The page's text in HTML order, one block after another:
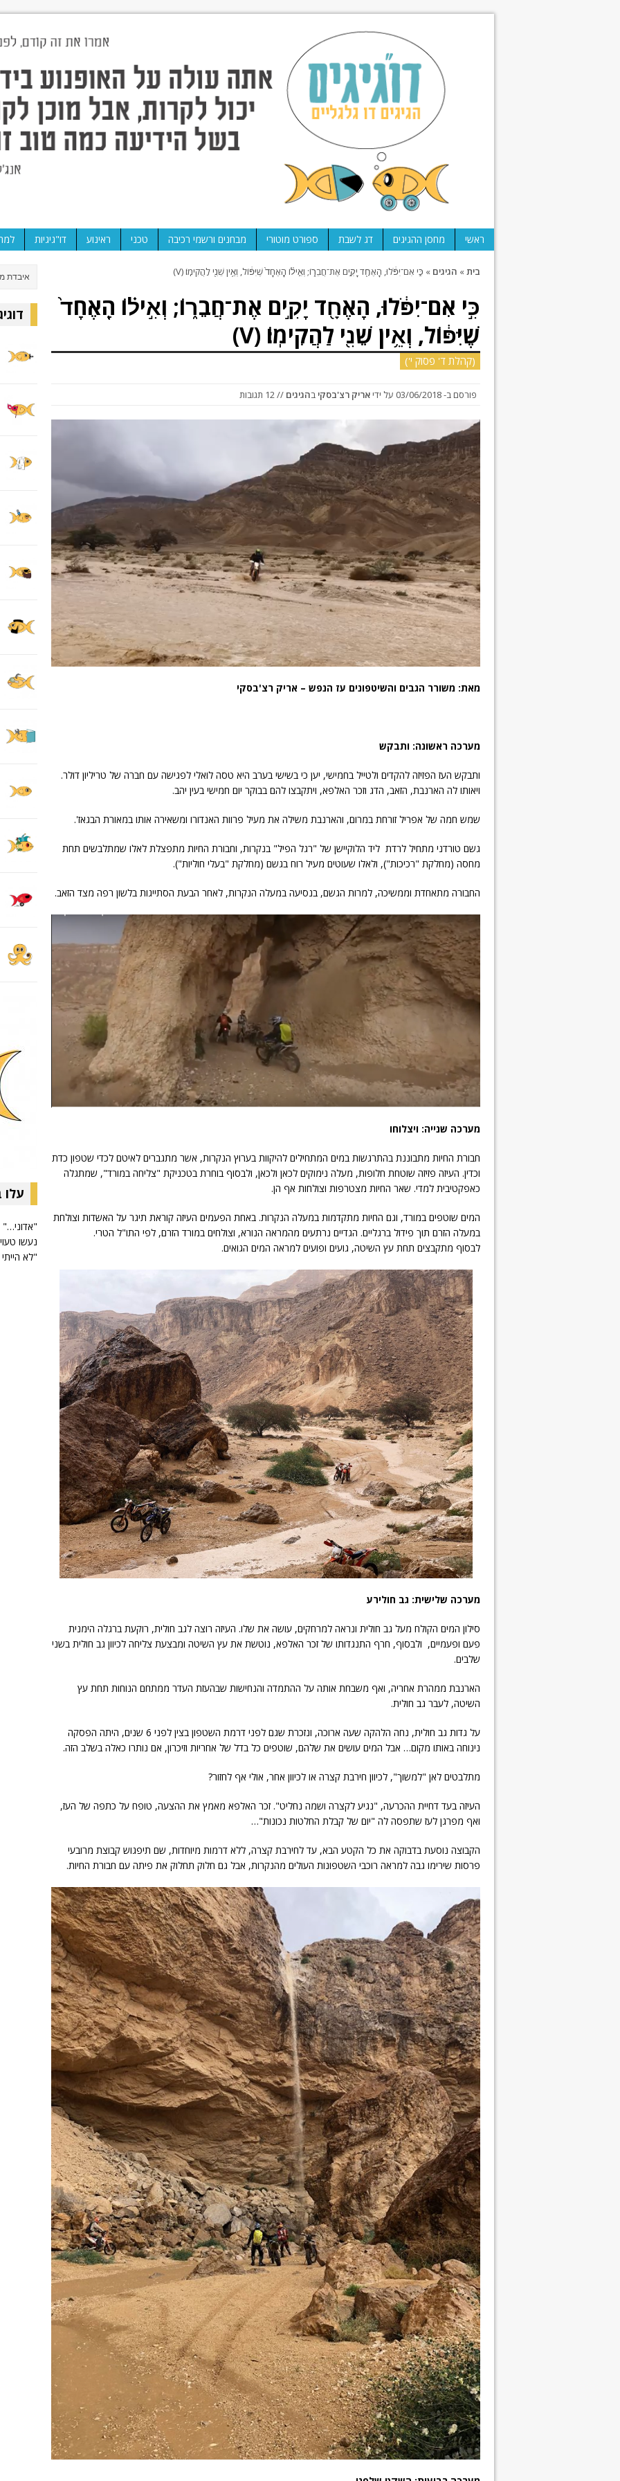
ראשי מחסן ההגיגים דג לשבת ספורט מוטורי מבחנים ורשמי רכיבה טכני ראינוע דו"גיגיות
בית» הגיגים » כִּ֣י אִם־יִפֹּ֔לוּ, הָאֶחָ֖ד יָקִ֣ים אֶת־חֲבֵר֑וֹ; וְאִ֣יל֗וֹ הָֽאֶחָד֙ שֶׁיִּפּ֔וֹל, וְאֵ֥ין שֵׁנִ֖י לַהֲקִימֽוֹ׃ (V)
כִּ֣י אִם־יִפֹּ֔לוּ, הָאֶחָ֖ד יָקִ֣ים אֶת־חֲבֵר֑וֹ; וְאִ֣יל֗וֹ הָֽאֶחָד֙
שֶׁיִּפּ֔וֹל, וְאֵ֥ין שֵׁנִ֖י לַהֲקִימֽוֹ׃ (V)
(קהלת ד' פסוק י')
פורסם ב-03/06/2018 על ידי אריק רצ'בסקי בהגיגים // 12 תגובות
מאת: משורר הגבים והשיטפונים עז הנפש – אריק רצ'בסקי
מערכה ראשונה: ותבקש
ותבקש העז הפזיזה להקדים ולטייל בחמישי, יען כי בשישי בערב היא טסה לואלי לפגישה עם חברה של טריליון דולר.
ויאותו לה הארנבת, הזאב, הדג וזכר האלפא, ויתקבצו להם בבוקר יום חמישי בעין יהב.
שמש חמה של אפריל זורחת במרום, והארנבת משילה את מעיל פרוות האנדורו ומשאירה אותו במאורת הבגאז'.
גשם טורדני מתחיל לרדת ליד הלוקיישן של "רגל הפיל" בנקרות, וחבורת החיות מתפצלת לאלו שמתלבשים תחת
מחסה (מחלקת "רכיכות"), ולאלו שעוטים מעיל רוח בגשם (מחלקת "בעלי חוליות").
החבורה מתאחדת וממשיכה, למרות הגשם, בנסיעה במעלה הנקרות, לאחר הבעת הסתייגות בלשון רפה מצד הזאב.
מערכה שנייה: ויצלוחו
חבורת החיות מתבוננת בהתרגשות במים המתחילים להיקוות בערוץ הנקרות, אשר מתגברים לאיטם לכדי שטפון כדת
וכדין. העיזה פזיזה שוטחת חלופות, מעלה נימוקים לכאן ולכאן, ולבסוף בוחרת בטכניקת "צליחה במורד", שמתגלה
כאפקטיבית למדי. שאר החיות מצטרפות וצולחות אף הן.
המים שוטפים במורד, וגם החיות מתקדמות במעלה הנקרות. באחת הפעמים העיזה קוראת תיגר על האשדות וצולחת
במעלה הזרם תוך פידול ברגליים. הגדיים נרתעים מהמראה הנורא, וצולחים במורד הזרם, לפי התו"ל הטרי.
לבסוף מתקבצים תחת עץ השיטה, גועים ופועים למראה המים הגואים.
מערכה שלישית: גב חולירע
סילון המים הקולח מעל גב חולית ונראה למרחקים, עושה את שלו. העיזה רוצה לגב חולית, רוקעת ברגלה הימנית
פעם ופעמיים, ולבסוף, חרף התנגדותו של זכר האלפא, נוטשת את עץ השיטה ומבצעת צליחה לכיוון גב חולית בשני
שלבים.
הארנבת ממהרת אחריה, ואף משבחת אותה על ההתמדה והנחישות שבהעזת העדר ממתחם הנוחות תחת עץ
השיטה, לעבר גב חולית.
על גדות גב חולית, נחה הלהקה שעה ארוכה, ונזכרת שגם לפני דרמת השטפון בצין לפני 6 שנים, היתה הפסקה
נינוחה באותו מקום… אבל המים עושים את שלהם, שוטפים כל בדל של אחריות וזיכרון, אם נותרו כאלה בשלב הזה.
מתלבטים לאן "למשוך", לכיוון חירבת קצרה או לכיוון אחר, אולי אף לחזור?
העיזה בעד דחיית ההכרעה, "נגיע לקצרה ושמה נחליט". זכר האלפא מאמץ את ההצעה, טופח על כתפה של העז,
ואף מפרגן לעז שתפסה לה "יום של קבלת החלטות נכונות"…
הקבוצה נוסעת בדבוקה את כל הקטע הבא, עד לחירבת קצרה, ללא דרמות מיוחדות, שם תיפגוש קבוצת מרובעי
פרסות שירימו גבה למראה רוכבי השטפונות העולים מהנקרות, אבל גם חלוק תחלוק את פיתה עם חבורת החיות.
"אדוני…"
נעשו
"לא